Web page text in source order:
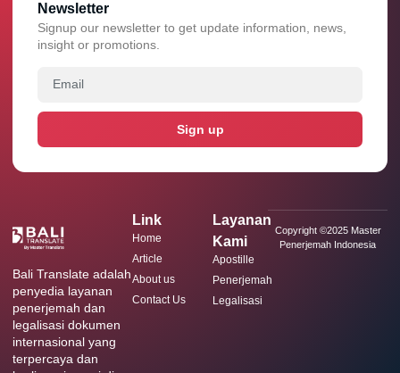
Bali Translate adalah
penyedia layanan
penerjemah dan
legalisasi dokumen
internasional yang
terpercaya dan
Link
Home
Article
About us
Contact Us
Layanan
Kami
Apostille
Penerjemah
Legalisasi
Copyright ©2025 Master
Penerjemah Indonesia
Newsletter
Signup our newsletter to get update information, news,
insight or promotions.
Sign up